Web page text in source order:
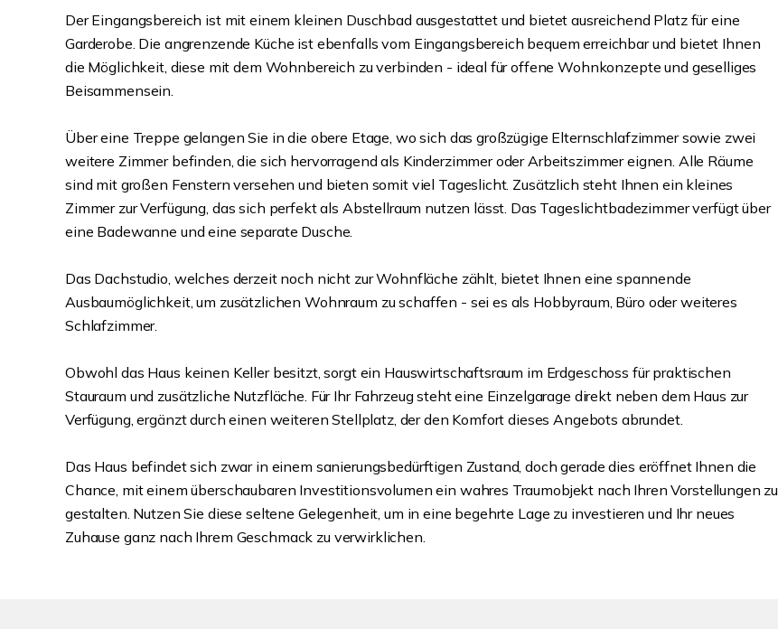
Der Eingangsbereich ist mit einem kleinen Duschbad ausgestattet und bietet ausreichend Platz für eine
Garderobe. Die angrenzende Küche ist ebenfalls vom Eingangsbereich bequem erreichbar und bietet Ihnen
die Möglichkeit, diese mit dem Wohnbereich zu verbinden - ideal für offene Wohnkonzepte und geselliges
Beisammensein.
Über eine Treppe gelangen Sie in die obere Etage, wo sich das großzügige Elternschlafzimmer sowie zwei
weitere Zimmer befinden, die sich hervorragend als Kinderzimmer oder Arbeitszimmer eignen. Alle Räume
sind mit großen Fenstern versehen und bieten somit viel Tageslicht. Zusätzlich steht Ihnen ein kleines
Zimmer zur Verfügung, das sich perfekt als Abstellraum nutzen lässt. Das Tageslichtbadezimmer verfügt über
eine Badewanne und eine separate Dusche.
Das Dachstudio, welches derzeit noch nicht zur Wohnfläche zählt, bietet Ihnen eine spannende
Ausbaumöglichkeit, um zusätzlichen Wohnraum zu schaffen - sei es als Hobbyraum, Büro oder weiteres
Schlafzimmer.
Obwohl das Haus keinen Keller besitzt, sorgt ein Hauswirtschaftsraum im Erdgeschoss für praktischen
Stauraum und zusätzliche Nutzfläche. Für Ihr Fahrzeug steht eine Einzelgarage direkt neben dem Haus zur
Verfügung, ergänzt durch einen weiteren Stellplatz, der den Komfort dieses Angebots abrundet.
Das Haus befindet sich zwar in einem sanierungsbedürftigen Zustand, doch gerade dies eröffnet Ihnen die
Chance, mit einem überschaubaren Investitionsvolumen ein wahres Traumobjekt nach Ihren Vorstellungen zu
gestalten. Nutzen Sie diese seltene Gelegenheit, um in eine begehrte Lage zu investieren und Ihr neues
Zuhause ganz nach Ihrem Geschmack zu verwirklichen.